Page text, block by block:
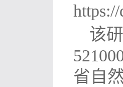
该
省自